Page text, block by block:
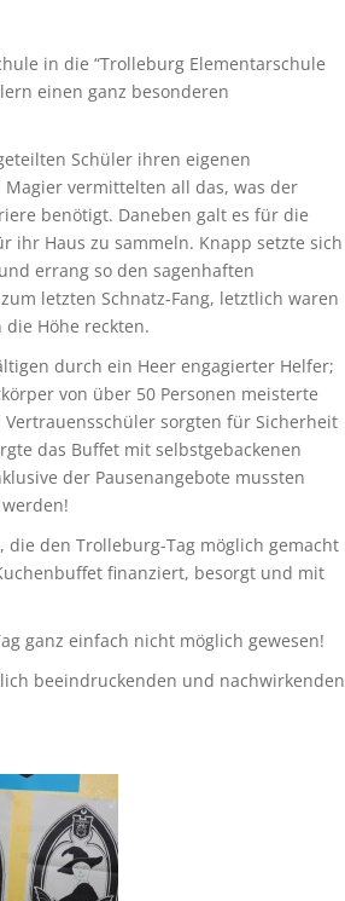
in die “Trolleburg Elementarschule
einen ganz besonderen
Schüler ihren eigenen
vermittelten all das, was der
benötigt. Daneben galt es für die
ihr Haus zu sammeln. Knapp setzte sich
errang so den sagenhaften
letzten Schnatz-Fang, letztlich waren
die Höhe reckten.
durch ein Heer engagierter Helfer;
von über 50 Personen meisterte
sorgten für Sicherheit
das Buffet mit selbstgebackenen
der Pausenangebote mussten
den Trolleburg-Tag möglich gemacht
finanziert, besorgt und mit
ganz einfach nicht möglich gewesen!
beeindruckenden und nachwirkenden